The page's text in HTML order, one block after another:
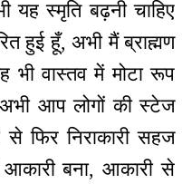
स्मृति बढ़नी चाहिए
हुई हूँ, अभी मैं ब्राह्मण
भी वास्तव में मोटा रूप
आप लोगों की स्टेज
से फिर निराकारी सहज
बना, आकारी से